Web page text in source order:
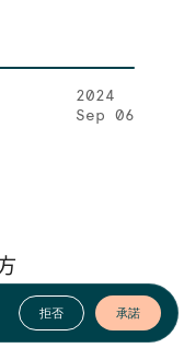
2024
Sep 06
利用方法 今回
Sailの基本的な使
拒否 承諾